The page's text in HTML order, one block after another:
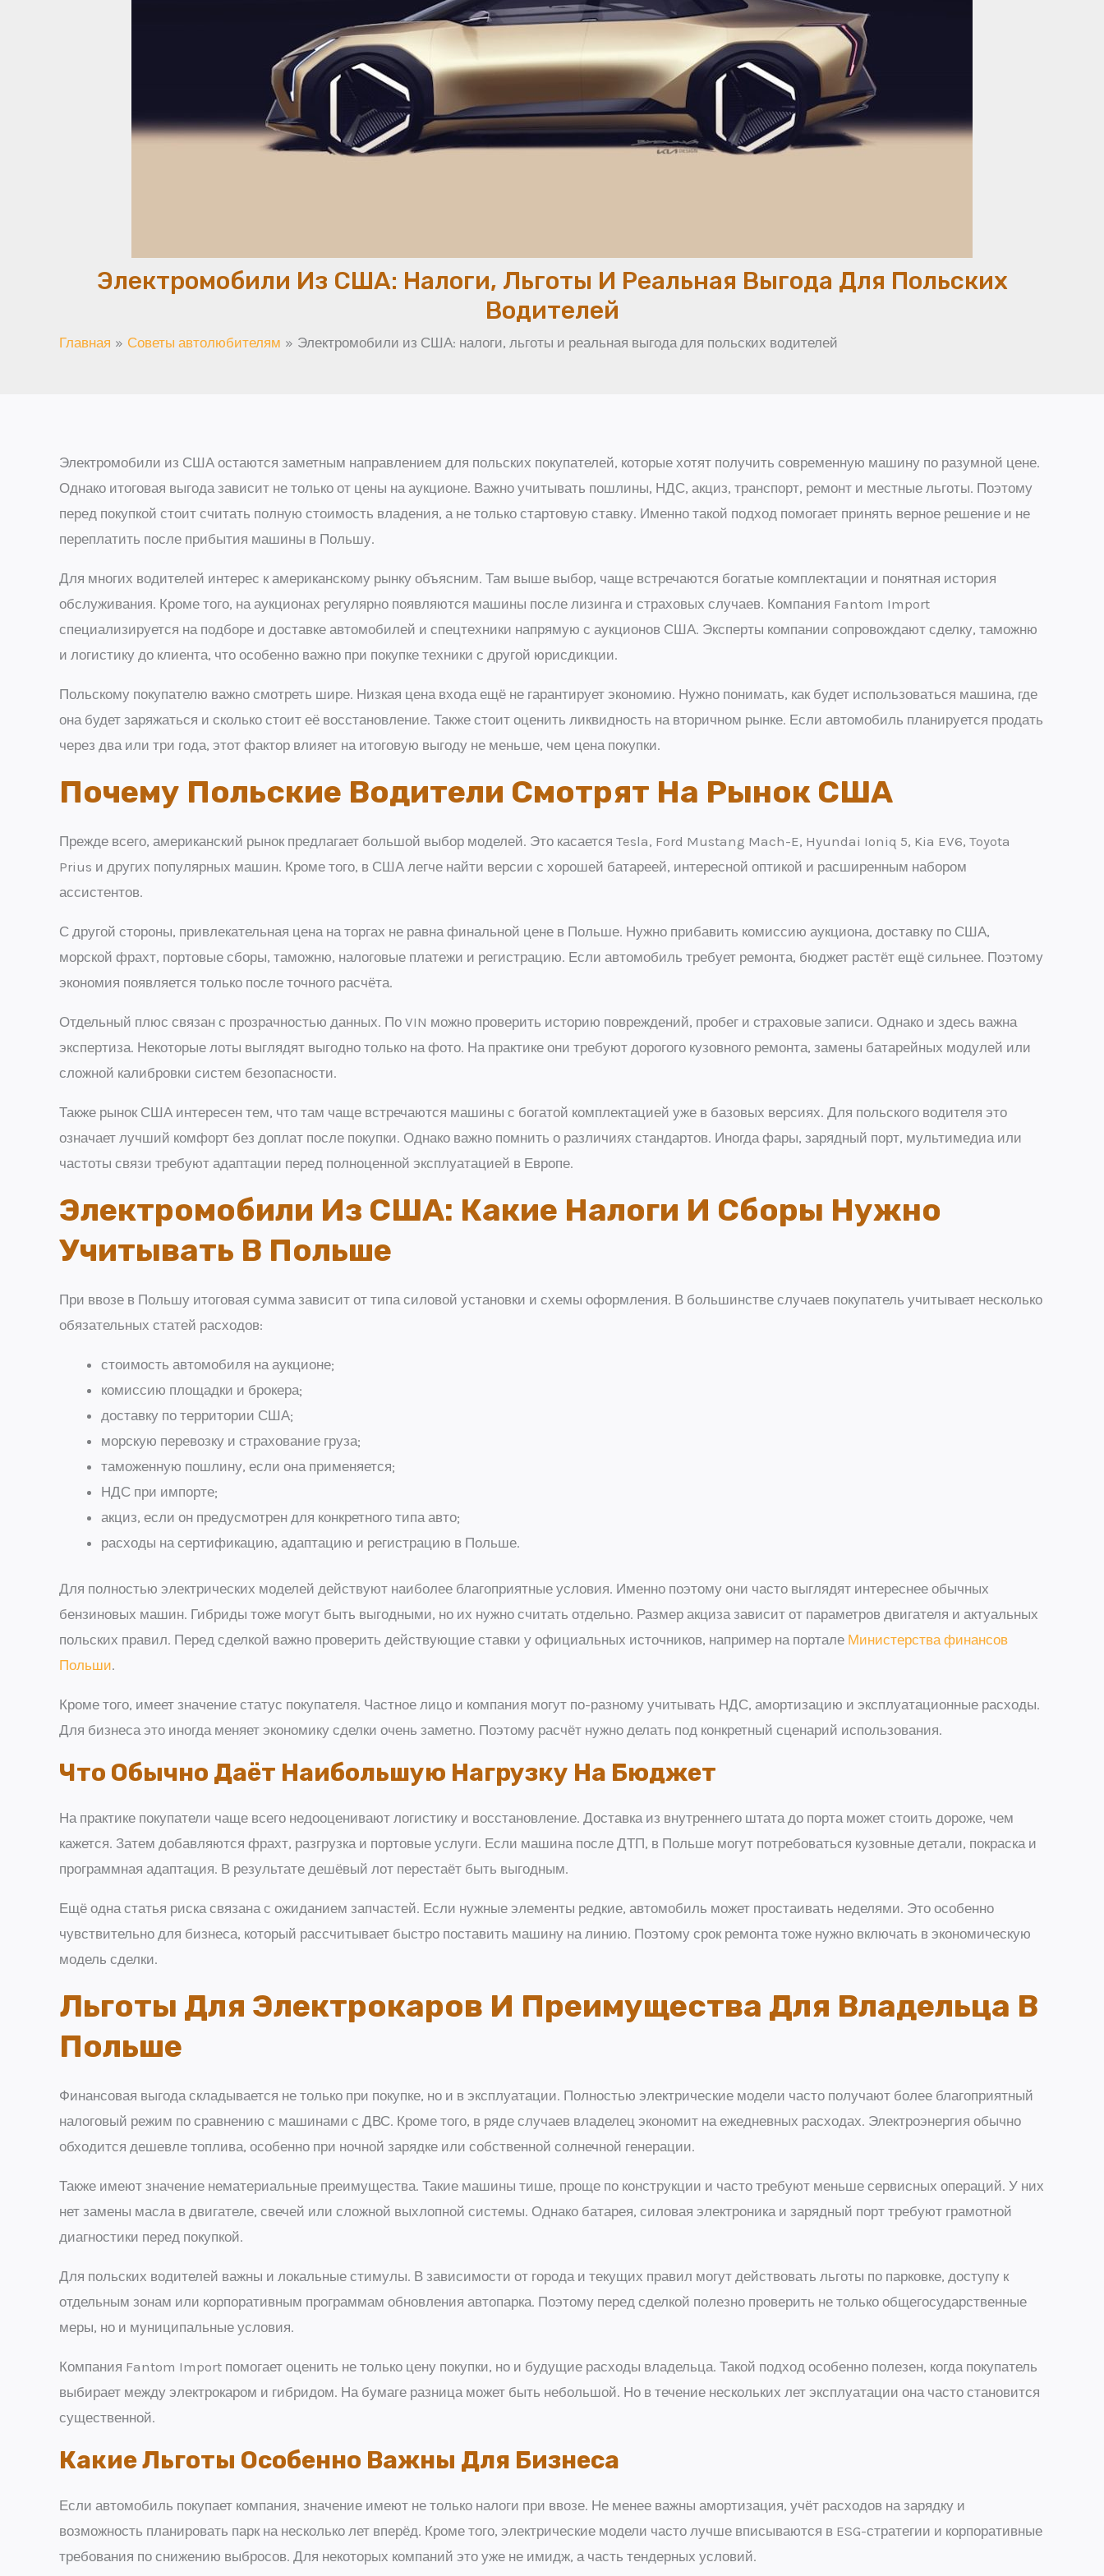
Электромобили Из США: Налоги, Льготы И Реальная Выгода Для Польских
Водителей
Главная Советы автолюбителям Электромобили из США: налоги, льготы и реальная выгода для польских водителей
Электромобили из США остаются заметным направлением для польских покупателей, которые хотят получить современную машину по разумной цене.
Однако итоговая выгода зависит не только от цены на аукционе. Важно учитывать пошлины, НДС, акциз, транспорт, ремонт и местные льготы. Поэтому
перед покупкой стоит считать полную стоимость владения, а не только стартовую ставку. Именно такой подход помогает принять верное решение и не
переплатить после прибытия машины в Польшу.
Для многих водителей интерес к американскому рынку объясним. Там выше выбор, чаще встречаются богатые комплектации и понятная история
обслуживания. Кроме того, на аукционах регулярно появляются машины после лизинга и страховых случаев. Компания Fantom Import
специализируется на подборе и доставке автомобилей и спецтехники напрямую с аукционов США. Эксперты компании сопровождают сделку, таможню
и логистику до клиента, что особенно важно при покупке техники с другой юрисдикции.
Польскому покупателю важно смотреть шире. Низкая цена входа ещё не гарантирует экономию. Нужно понимать, как будет использоваться машина, где
она будет заряжаться и сколько стоит её восстановление. Также стоит оценить ликвидность на вторичном рынке. Если автомобиль планируется продать
через два или три года, этот фактор влияет на итоговую выгоду не меньше, чем цена покупки.
Почему Польские Водители Смотрят На Рынок США
Прежде всего, американский рынок предлагает большой выбор моделей. Это касается Tesla, Ford Mustang Mach-E, Hyundai Ioniq 5, Kia EV6, Toyota
Prius и других популярных машин. Кроме того, в США легче найти версии с хорошей батареей, интересной оптикой и расширенным набором
ассистентов.
С другой стороны, привлекательная цена на торгах не равна финальной цене в Польше. Нужно прибавить комиссию аукциона, доставку по США,
морской фрахт, портовые сборы, таможню, налоговые платежи и регистрацию. Если автомобиль требует ремонта, бюджет растёт ещё сильнее. Поэтому
экономия появляется только после точного расчёта.
Отдельный плюс связан с прозрачностью данных. По VIN можно проверить историю повреждений, пробег и страховые записи. Однако и здесь важна
экспертиза. Некоторые лоты выглядят выгодно только на фото. На практике они требуют дорогого кузовного ремонта, замены батарейных модулей или
сложной калибровки систем безопасности.
Также рынок США интересен тем, что там чаще встречаются машины с богатой комплектацией уже в базовых версиях. Для польского водителя это
означает лучший комфорт без доплат после покупки. Однако важно помнить о различиях стандартов. Иногда фары, зарядный порт, мультимедиа или
частоты связи требуют адаптации перед полноценной эксплуатацией в Европе.
Электромобили Из США: Какие Налоги И Сборы Нужно
Учитывать В Польше
При ввозе в Польшу итоговая сумма зависит от типа силовой установки и схемы оформления. В большинстве случаев покупатель учитывает несколько
обязательных статей расходов:
стоимость автомобиля на аукционе;
комиссию площадки и брокера;
доставку по территории США;
морскую перевозку и страхование груза;
таможенную пошлину, если она применяется;
НДС при импорте;
акциз, если он предусмотрен для конкретного типа авто;
расходы на сертификацию, адаптацию и регистрацию в Польше.
Для полностью электрических моделей действуют наиболее благоприятные условия. Именно поэтому они часто выглядят интереснее обычных
бензиновых машин. Гибриды тоже могут быть выгодными, но их нужно считать отдельно. Размер акциза зависит от параметров двигателя и актуальных
польских правил. Перед сделкой важно проверить действующие ставки у официальных источников, например на портале Министерства финансов
Польши.
Кроме того, имеет значение статус покупателя. Частное лицо и компания могут по-разному учитывать НДС, амортизацию и эксплуатационные расходы.
Для бизнеса это иногда меняет экономику сделки очень заметно. Поэтому расчёт нужно делать под конкретный сценарий использования.
Что Обычно Даёт Наибольшую Нагрузку На Бюджет
На практике покупатели чаще всего недооценивают логистику и восстановление. Доставка из внутреннего штата до порта может стоить дороже, чем
кажется. Затем добавляются фрахт, разгрузка и портовые услуги. Если машина после ДТП, в Польше могут потребоваться кузовные детали, покраска и
программная адаптация. В результате дешёвый лот перестаёт быть выгодным.
Ещё одна статья риска связана с ожиданием запчастей. Если нужные элементы редкие, автомобиль может простаивать неделями. Это особенно
чувствительно для бизнеса, который рассчитывает быстро поставить машину на линию. Поэтому срок ремонта тоже нужно включать в экономическую
модель сделки.
Льготы Для Электрокаров И Преимущества Для Владельца В
Польше
Финансовая выгода складывается не только при покупке, но и в эксплуатации. Полностью электрические модели часто получают более благоприятный
налоговый режим по сравнению с машинами с ДВС. Кроме того, в ряде случаев владелец экономит на ежедневных расходах. Электроэнергия обычно
обходится дешевле топлива, особенно при ночной зарядке или собственной солнечной генерации.
Также имеют значение нематериальные преимущества. Такие машины тише, проще по конструкции и часто требуют меньше сервисных операций. У них
нет замены масла в двигателе, свечей или сложной выхлопной системы. Однако батарея, силовая электроника и зарядный порт требуют грамотной
диагностики перед покупкой.
Для польских водителей важны и локальные стимулы. В зависимости от города и текущих правил могут действовать льготы по парковке, доступу к
отдельным зонам или корпоративным программам обновления автопарка. Поэтому перед сделкой полезно проверить не только общегосударственные
меры, но и муниципальные условия.
Компания Fantom Import помогает оценить не только цену покупки, но и будущие расходы владельца. Такой подход особенно полезен, когда покупатель
выбирает между электрокаром и гибридом. На бумаге разница может быть небольшой. Но в течение нескольких лет эксплуатации она часто становится
существенной.
Какие Льготы Особенно Важны Для Бизнеса
Если автомобиль покупает компания, значение имеют не только налоги при ввозе. Не менее важны амортизация, учёт расходов на зарядку и
возможность планировать парк на несколько лет вперёд. Кроме того, электрические модели часто лучше вписываются в ESG-стратегии и корпоративные
требования по снижению выбросов. Для некоторых компаний это уже не имидж, а часть тендерных условий.